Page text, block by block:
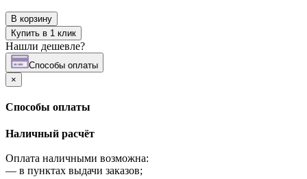
В корзину
Купить в 1 клик
Нашли дешевле?
Cпособы оплаты
×
Cпособы оплаты
Наличный расчёт
Оплата наличными возможна:
— в пунктах выдачи заказов;